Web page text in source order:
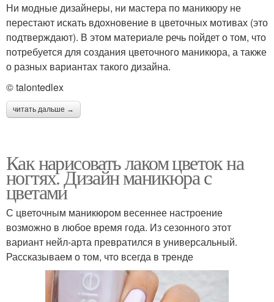
Ни модные дизайнеры, ни мастера по маникюру не
перестают искать вдохновение в цветочных мотивах (это
подтверждают). В этом материале речь пойдет о том, что
потребуется для создания цветочного маникюра, а также
о разных вариантах такого дизайна.
© talontedlex
читать дальше →
Как нарисовать лаком цветок на
ногтях. Дизайн маникюра с
цветами
С цветочным маникюром весеннее настроение
возможно в любое время года. Из сезонного этот
вариант нейл-арта превратился в универсальный.
Рассказываем о том, что всегда в тренде